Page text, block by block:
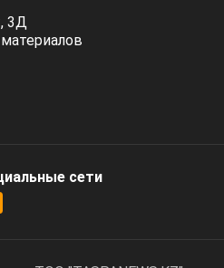
3Д
cети